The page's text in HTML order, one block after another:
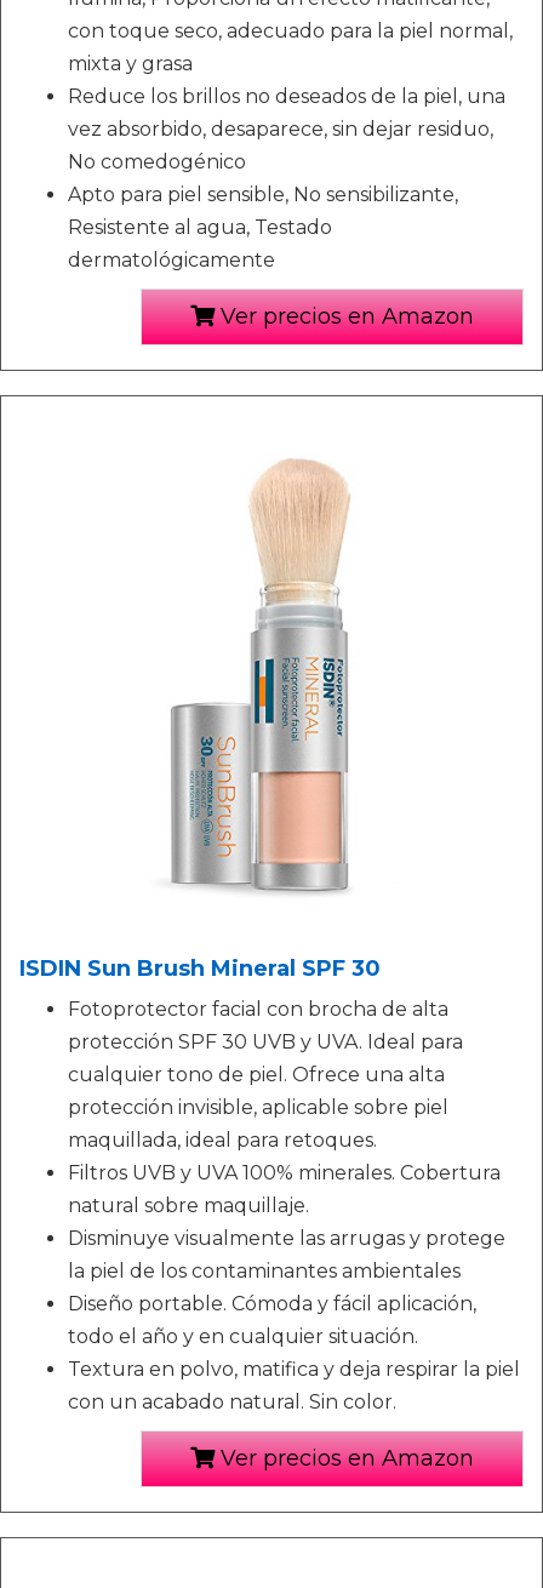
con toque seco, adecuado para la piel normal,
mixta y grasa
Reduce los brillos no deseados de la piel, una
vez absorbido, desaparece, sin dejar residuo,
No comedogénico
Apto para piel sensible, No sensibilizante,
Resistente al agua, Testado
dermatológicamente
Ver precios en Amazon
ISDIN Sun Brush Mineral SPF 30
Fotoprotector facial con brocha de alta
protección SPF 30 UVB y UVA. Ideal para
cualquier tono de piel. Ofrece una alta
protección invisible, aplicable sobre piel
maquillada, ideal para retoques.
Filtros UVB y UVA 100% minerales. Cobertura
natural sobre maquillaje.
Disminuye visualmente las arrugas y protege
la piel de los contaminantes ambientales
Diseño portable. Cómoda y fácil aplicación,
todo el año y en cualquier situación.
Textura en polvo, matifica y deja respirar la piel
con un acabado natural. Sin color.
Ver precios en Amazon